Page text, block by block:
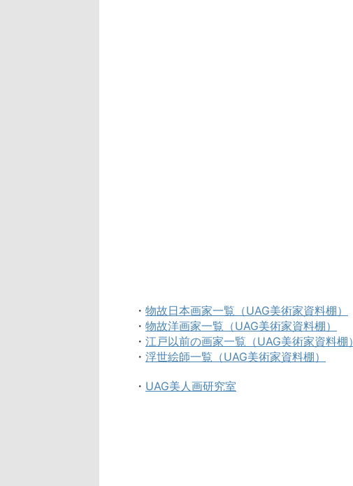
・ 物故日本画家一覧（UAG美術家資料棚）
・ 物故洋画家一覧（UAG美術家資料棚）
・ 江戸以前の画家一覧（UAG美術家資料棚）
・ 浮世絵師一覧（UAG美術家資料棚）
・ UAG美人画研究室